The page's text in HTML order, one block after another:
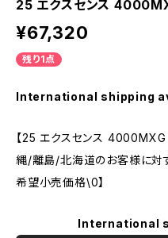
25 エクスセンス
¥67,320
残り1点
International shipping
【25 エクスセンス
縄/離島/北海道のお客様に対
希望小売価格\0】
International